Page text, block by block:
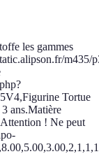
les gammes
Tortue
ans.Matière
! Ne peut